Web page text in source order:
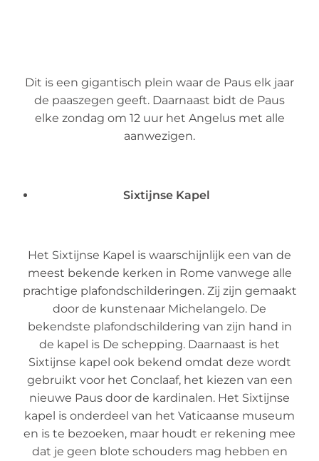
Dit is een gigantisch plein waar de Paus elk jaar
de paaszegen geeft. Daarnaast bidt de Paus
elke zondag om 12 uur het Angelus met alle
aanwezigen.
Sixtijnse Kapel
Het Sixtijnse Kapel is waarschijnlijk een van de
meest bekende kerken in Rome vanwege alle
prachtige plafondschilderingen. Zij zijn gemaakt
door de kunstenaar Michelangelo. De
bekendste plafondschildering van zijn hand in
de kapel is De schepping. Daarnaast is het
Sixtijnse kapel ook bekend omdat deze wordt
gebruikt voor het Conclaaf, het kiezen van een
nieuwe Paus door de kardinalen. Het Sixtijnse
kapel is onderdeel van het Vaticaanse museum
en is te bezoeken, maar houdt er rekening mee
dat je geen blote schouders mag hebben en